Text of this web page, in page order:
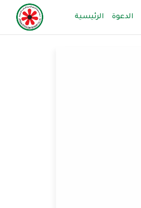
الرئيسية
الدعوة